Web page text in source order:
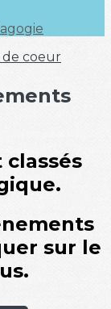
de coeur
sur le